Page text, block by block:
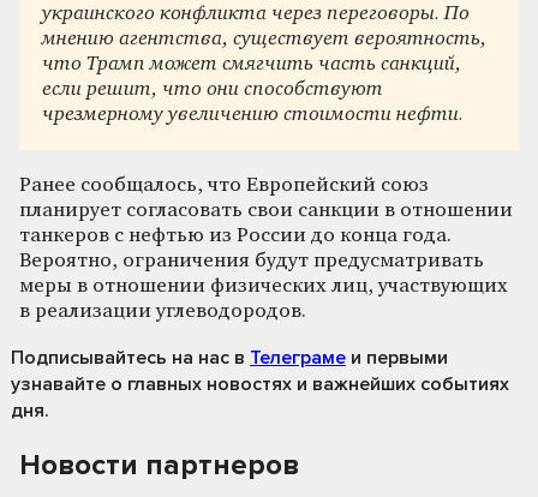
украинского конфликта через переговоры. По
мнению агентства, существует вероятность,
что Трамп может смягчить часть санкций,
если решит, что они способствуют
чрезмерному увеличению стоимости нефти.
Ранее сообщалось, что Европейский союз
планирует согласовать свои санкции в отношении
танкеров с нефтью из России до конца года.
Вероятно, ограничения будут предусматривать
меры в отношении физических лиц, участвующих
в реализации углеводородов.
Подписывайтесь на нас в Телеграме и первыми
узнавайте о главных новостях и важнейших событиях
дня.
Новости партнеров